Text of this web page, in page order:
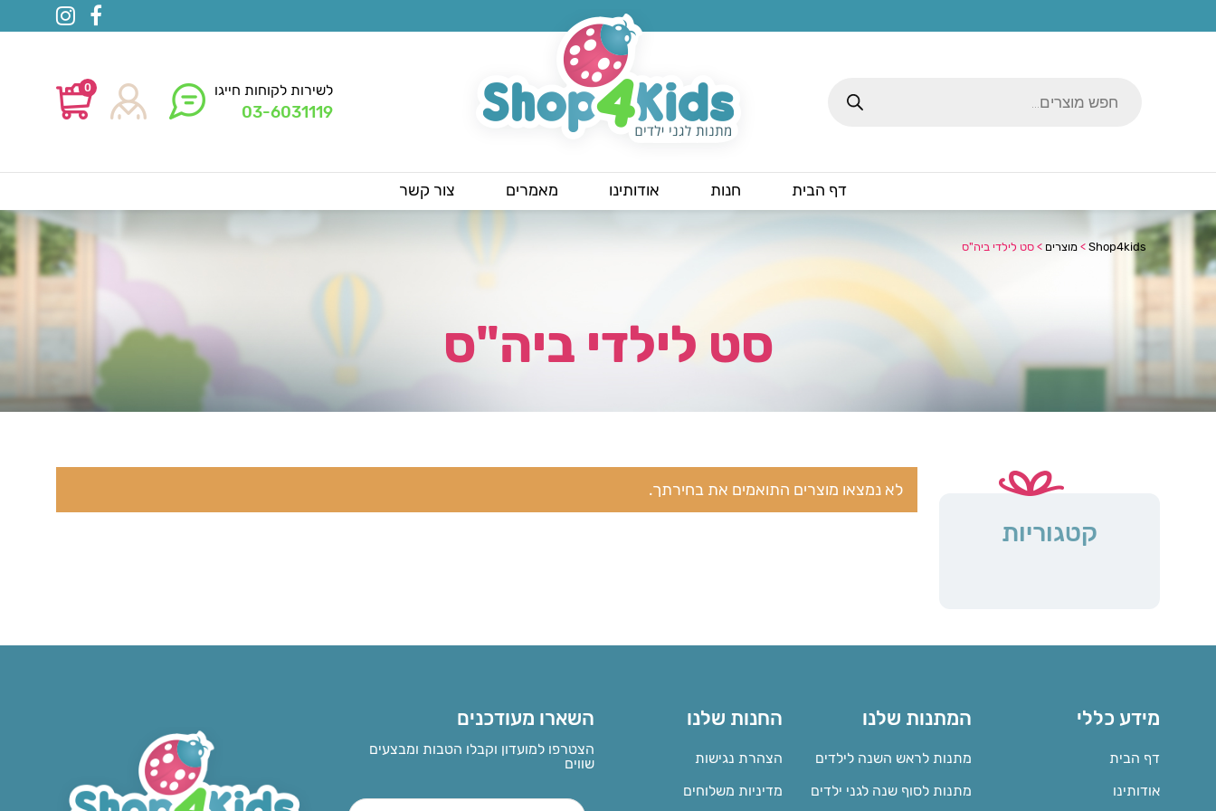
search
לשירות לקוחות חייגו
03-6031119
0
דף הבית חנות אודותינו מאמרים צור קשר
Shop4kids
> מוצרים > סט לילדי ביה"ס
סט לילדי ביה"ס
קטגוריות
לא נמצאו מוצרים התואמים את בחירתך.
מידע כללי
דף הבית
אודותינו
המתנות שלנו
מתנות לראש השנה לילדים
מתנות לסוף שנה לגני ילדים
החנות שלנו
הצהרת נגישות
מדיניות משלוחים
השארו מעודכנים
הצטרפו למועדון וקבלו הטבות ומבצעים
שווים